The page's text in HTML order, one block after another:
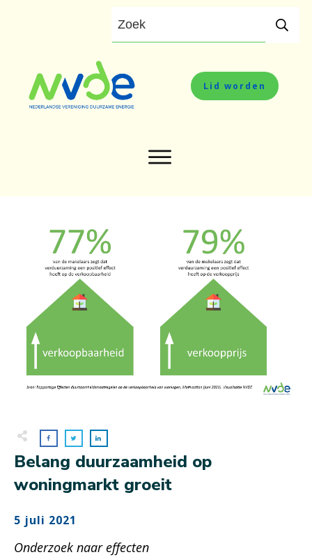
Lid worden
Belang duurzaamheid op
woningmarkt groeit
5 juli 2021
Onderzoek naar effecten